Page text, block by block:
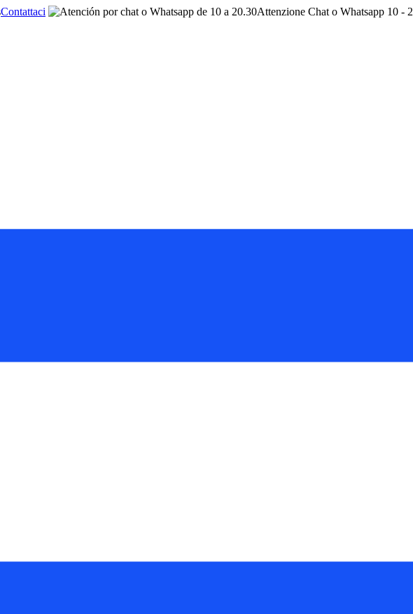
Contattaci
Attenzione Chat o Whatsapp 10 -